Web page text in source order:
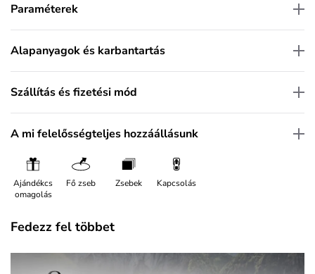
Paraméterek
Alapanyagok és karbantartás
Szállítás és fizetési mód
A mi felelősségteljes hozzáállásunk
Ajándékcs
omagolás
Fő zseb Zsebek Kapcsolás
Fedezz fel többet